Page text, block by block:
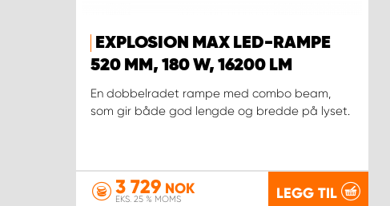
EXPLOSION MAX LED-RAMPE
520 MM, 180 W, 16200 LM
En dobbelradet rampe med combo beam,
som gir både god lengde og bredde på lyset.
3 729 NOK
EKS. 25 % MOMS LEGG TIL